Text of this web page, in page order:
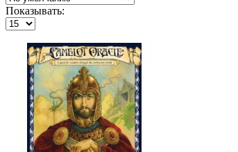
Показывать: